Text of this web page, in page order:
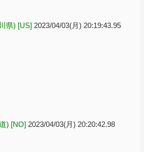
県) [US] 2023/04/03(月) 20:19:43.95
) [NO] 2023/04/03(月) 20:20:42.98